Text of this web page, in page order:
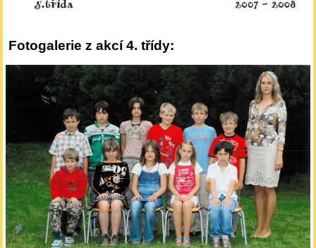
Fotogalerie z akcí 4. třídy: